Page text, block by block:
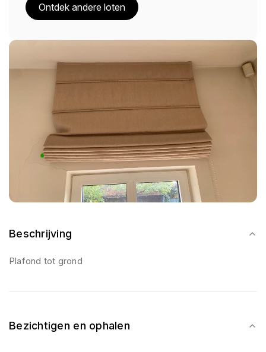
Beschrijving
Plafond tot grond
Bezichtigen en ophalen
Ontdek andere loten